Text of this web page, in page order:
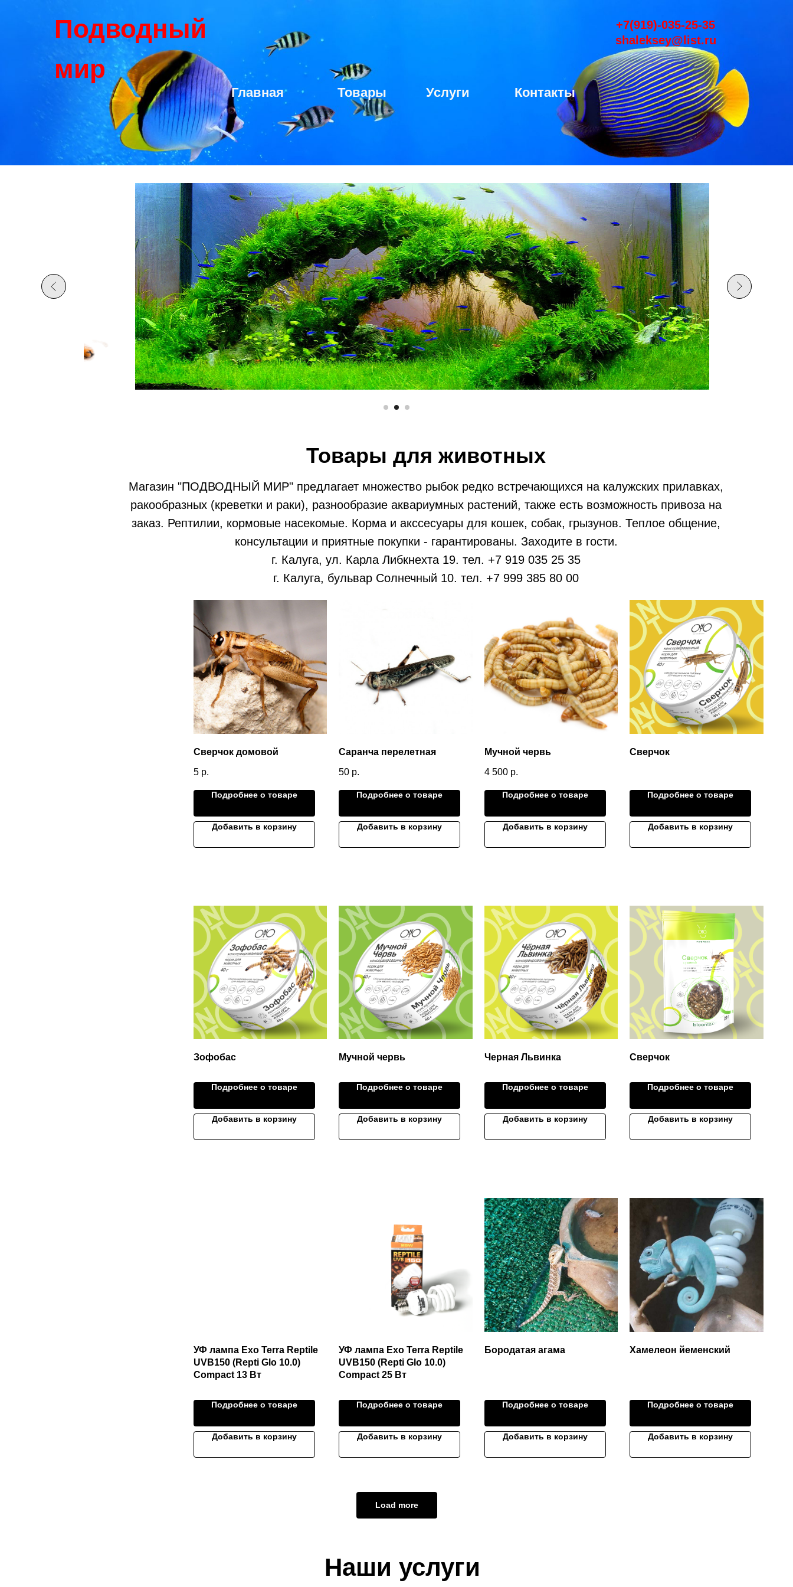
Подводный
мир
+7(919)-035-25-35
Контакты
Товары Услуги
Главная
shaleksey@list.ru
Товары для животных
Магазин "ПОДВОДНЫЙ МИР" предлагает множество рыбок редко встречающихся на калужских прилавках,
ракообразных (креветки и раки), разнообразие аквариумных растений, также есть возможность привоза на
заказ. Рептилии, кормовые насекомые. Корма и акссесуары для кошек, собак, грызунов. Теплое общение,
консультации и приятные покупки - гарантированы. Заходите в гости.
г. Калуга, ул. Карла Либкнехта 19. тел. +7 919 035 25 35
г. Калуга, бульвар Солнечный 10. тел. +7 999 385 80 00
Сверчок домовой
5 р.
Подробнее о товаре
Добавить в корзину
Саранча перелетная
50 р.
Подробнее о товаре
Добавить в корзину
Мучной червь
4 500 р.
Подробнее о товаре
Добавить в корзину
Сверчок
Подробнее о товаре
Добавить в корзину
Зофобас
Подробнее о товаре
Добавить в корзину
Мучной червь
Подробнее о товаре
Добавить в корзину
Черная Львинка
Подробнее о товаре
Добавить в корзину
Сверчок
Подробнее о товаре
Добавить в корзину
УФ лампа Exo Terra Reptile
UVB150 (Repti Glo 10.0)
Compact 13 Вт
Подробнее о товаре
Добавить в корзину
УФ лампа Exo Terra Reptile
UVB150 (Repti Glo 10.0)
Compact 25 Вт
Подробнее о товаре
Добавить в корзину
Бородатая агама
Подробнее о товаре
Добавить в корзину
Хамелеон йеменский
Подробнее о товаре
Добавить в корзину
Load more
Наши услуги